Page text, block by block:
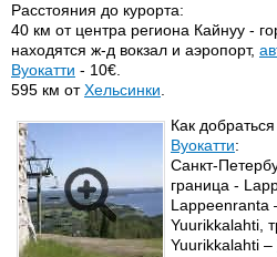
Расстояния до курорта:
40 км от центра региона Кайнуу -
находятся ж-д вокзал и аэропорт,
Вуокатти - 10€.
595 км отХельсинки
Как
Вуокатти:
Санкт-
граница -
Lappeenranta
Yuurikkalahti,
Yuurikkalahti –